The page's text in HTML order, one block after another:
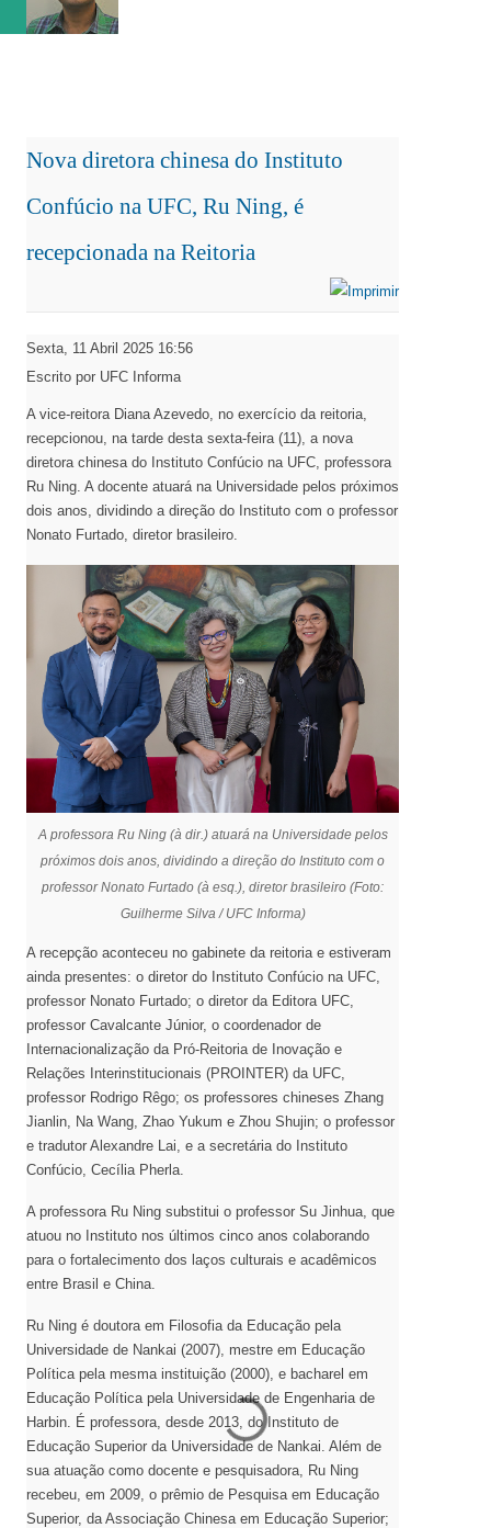
Neste momento, figura na terceira posição com 18 pont...
Nova diretora chinesa do Instituto
Confúcio na UFC, Ru Ning, é
recepcionada na Reitoria
Sexta, 11 Abril 2025 16:56
Escrito por UFC Informa
A vice-reitora Diana Azevedo, no exercício da reitoria,
recepcionou, na tarde desta sexta-feira (11), a nova
diretora chinesa do Instituto Confúcio na UFC, professora
Ru Ning. A docente atuará na Universidade pelos próximos
dois anos, dividindo a direção do Instituto com o professor
Nonato Furtado, diretor brasileiro.
A professora Ru Ning (à dir.) atuará na Universidade pelos
próximos dois anos, dividindo a direção do Instituto com o
professor Nonato Furtado (à esq.), diretor brasileiro (Foto:
Guilherme Silva / UFC Informa)
A recepção aconteceu no gabinete da reitoria e estiveram
ainda presentes: o diretor do Instituto Confúcio na UFC,
professor Nonato Furtado; o diretor da Editora UFC,
professor Cavalcante Júnior, o coordenador de
Internacionalização da Pró-Reitoria de Inovação e
Relações Interinstitucionais (PROINTER) da UFC,
professor Rodrigo Rêgo; os professores chineses Zhang
Jianlin, Na Wang, Zhao Yukum e Zhou Shujin; o professor
e tradutor Alexandre Lai, e a secretária do Instituto
Confúcio, Cecília Pherla.
A professora Ru Ning substitui o professor Su Jinhua, que
atuou no Instituto nos últimos cinco anos colaborando
para o fortalecimento dos laços culturais e acadêmicos
entre Brasil e China.
Ru Ning é doutora em Filosofia da Educação pela
Universidade de Nankai (2007), mestre em Educação
Política pela mesma instituição (2000), e bacharel em
Educação Política pela Universidade de Engenharia de
Harbin. É professora, desde 2013, do Instituto de
Educação Superior da Universidade de Nankai. Além de
sua atuação como docente e pesquisadora, Ru Ning
recebeu, em 2009, o prêmio de Pesquisa em Educação
Superior, da Associação Chinesa em Educação Superior;